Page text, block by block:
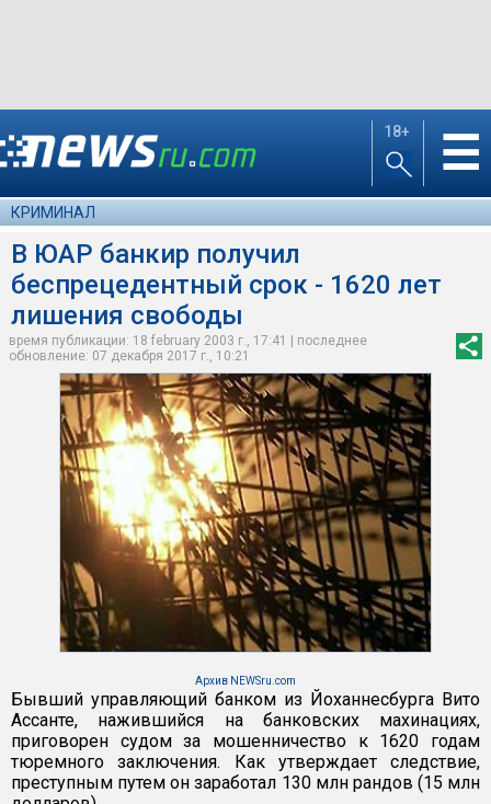
18+ ☰
КРИМИНАЛ
В ЮАР банкир получил
беспрецедентный срок - 1620 лет
лишения свободы
время публикации: 18 february 2003 г., 17:41 | последнее
обновление: 07 декабря 2017 г., 10:21
Архив NEWSru.com
Бывший управляющий банком из Йоханнесбурга Вито
Ассанте, нажившийся на банковских махинациях,
приговорен судом за мошенничество к 1620 годам
тюремного заключения. Как утверждает следствие,
преступным путем он заработал 130 млн рандов (15 млн